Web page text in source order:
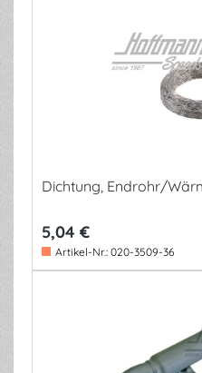
Dichtung, Endrohr/
5,04 €
Artikel-Nr.: 020-3509-36